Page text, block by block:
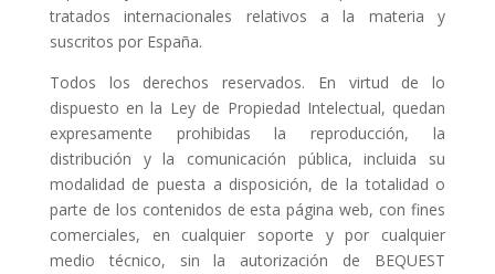
tratados internacionales relativos a la materia y
suscritos por España.
Todos los derechos reservados. En virtud de lo
dispuesto en la Ley de Propiedad Intelectual, quedan
expresamente prohibidas la reproducción, la
distribución y la comunicación pública, incluida su
modalidad de puesta a disposición, de la totalidad o
parte de los contenidos de esta página web, con fines
comerciales, en cualquier soporte y por cualquier
medio técnico, sin la autorización de BEQUEST